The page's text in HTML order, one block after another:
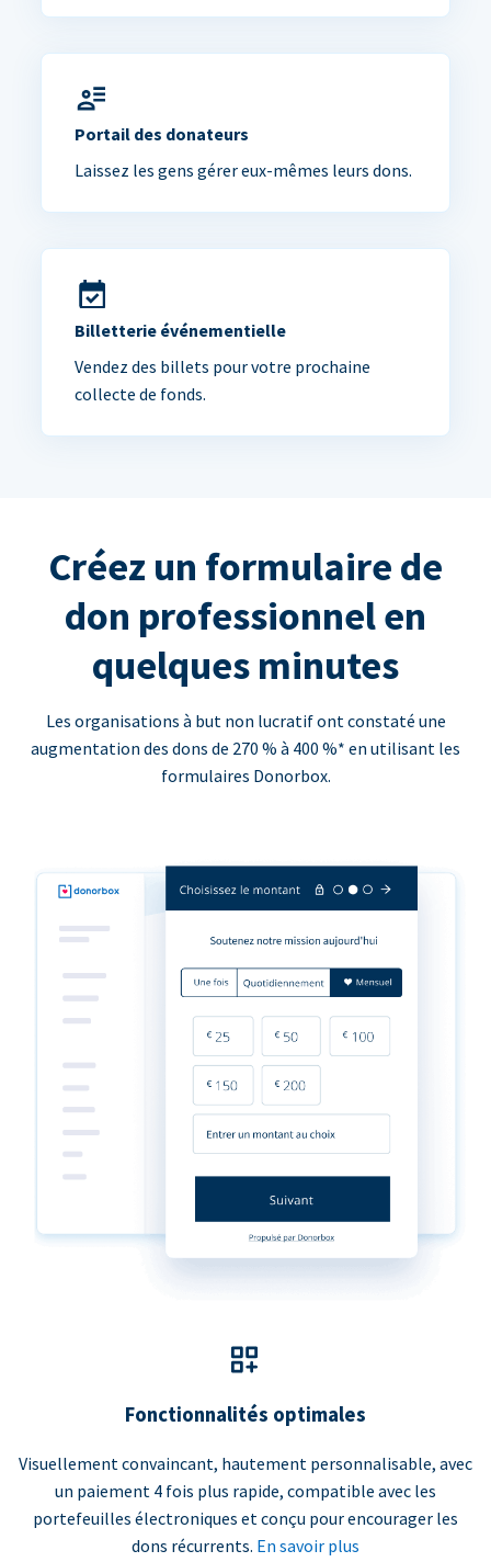
Portail des donateurs
Laissez les gens gérer eux-mêmes leurs dons.
Billetterie événementielle
Vendez des billets pour votre prochaine
collecte de fonds.
Créez un formulaire de
don professionnel en
quelques minutes
Les organisations à but non lucratif ont constaté une
augmentation des dons de 270 % à 400 %* en utilisant les
formulaires Donorbox.
Fonctionnalités optimales
Visuellement convaincant, hautement personnalisable, avec
un paiement 4 fois plus rapide, compatible avec les
portefeuilles électroniques et conçu pour encourager les
dons récurrents. En savoir plus